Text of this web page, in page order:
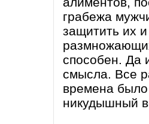
грабежа
защитить их
способен. Да
смысла. Все
времена было
никудышный